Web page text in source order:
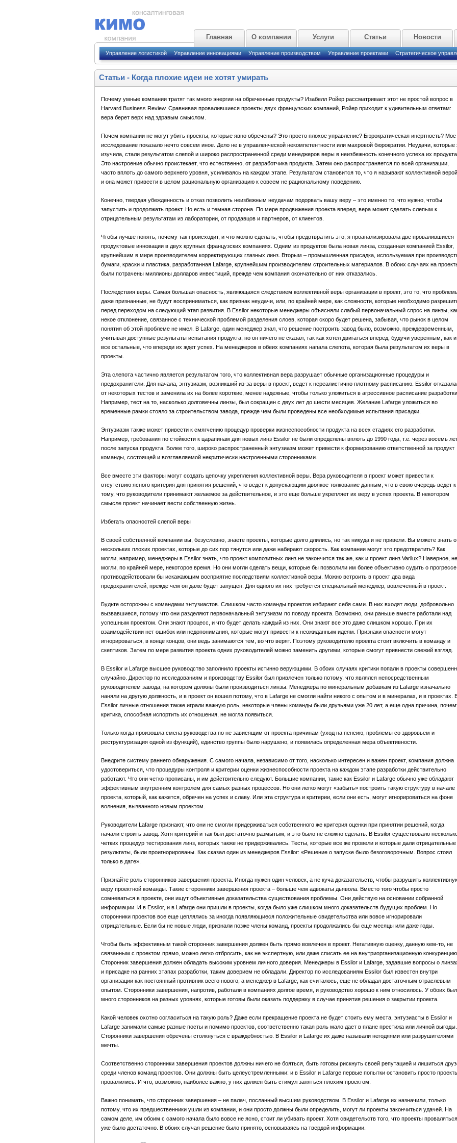
Главная О компании Услуги Статьи Новости
Управление логистикой Управление инновациями Управление производством Управление проектами Стратегическое
Статьи- Когда плохие идеи не хотят умирать
Почему умные компании тратят так много энергии на обреченные продукты? Изабелл Ройер рассматривает этот не простой вопрос в
Harvard Business Review. Сравнивая провалившиеся проекты двух французских компаний, Ройер приходит к удивительным ответам:
вера берет верх над здравым смыслом.
Почем компании не могут убить проекты, которые явно обречены? Это просто плохое управление? Бюрократическая инертность? Мое
исследование показало нечто совсем иное. Дело не в управленческой некомпетентности или махровой бюрократии. Неудачи, которые
изучила, стали результатом слепой и широко распространенной среди менеджеров веры в неизбежность конечного успеха их продукта.
Это настроение обычно проистекает, что естественно, от разработчика продукта. Затем оно распространяется по всей организации,
часто вплоть до самого верхнего уровня, усиливаясь на каждом этапе. Результатом становится то, что я называют коллективной верой,
и она может привести в целом рациональную организацию к совсем не рациональному поведению.
Конечно, твердая убежденность и отказ позволить неизбежным неудачам подорвать вашу веру – это именно то, что нужно, чтобы
запустить и продолжать проект. Но есть и темная сторона. По мере продвижения проекта вперед, вера может сделать слепым к
отрицательным результатам из лаборатории, от продавцов и партнеров, от клиентов.
Чтобы лучше понять, почему так происходит, и что можно сделать, чтобы предотвратить это, я проанализировала две провалившиеся
продуктовые инновации в двух крупных французских компаниях. Одним из продуктов была новая линза, созданная компанией Essilor,
крупнейшим в мире производителем корректирующих глазных линз. Вторым – промышленная присадка, используемая при
бумаги, краски и пластика, разработанная Lafarge, крупнейшим производителем строительных материалов. В обоих случаях на
были потрачены миллионы долларов инвестиций, прежде чем компания окончательно от них отказались.
Последствия веры. Самая большая опасность, являющаяся следствием коллективной веры организации в проект, это то, что
даже признанные, не будут восприниматься, как признак неудачи, или, по крайней мере, как сложности, которые необходимо
перед переходом на следующий этап развития. В Essilor некоторые менеджеры объясняли слабый первоначальный спрос на линзы,
некое отклонение, связанное с технической проблемой разделения слоев, которая скоро будет решена, забывая, что рынок в целом
понятия об этой проблеме не имел. В Lafarge, один менеджер знал, что решение построить завод было, возможно, преждевременным,
учитывая доступные результаты испытания продукта, но он ничего не сказал, так как хотел двигаться вперед, будучи уверенным, как и
все остальные, что впереди их ждет успех. На менеджеров в обеих компаниях напала слепота, которая была результатом их веры в
проекты.
Эта слепота частично является результатом того, что коллективная вера разрушает обычные организационные процедуры и
предохранители. Для начала, энтузиазм, возникший из-за веры в проект, ведет к нереалистично плотному расписанию. Essilor
от некоторых тестов и заменила их на более короткие, менее надежные, чтобы только уложиться в агрессивное расписание разработки.
Например, тест на то, насколько долговечны линзы, был сокращен с двух лет до шести месяцев. Желание Lafarge уложиться во
временные рамки стояло за строительством завода, прежде чем были проведены все необходимые испытания присадки.
Энтузиазм также может привести к смягчению процедур проверки жизнеспособности продукта на всех стадиях его разработки.
Например, требования по стойкости к царапинам для новых линз Essilor не были определены вплоть до 1990 года, т.е. через восемь
после запуска продукта. Более того, широко распространенный энтузиазм может привести к формированию ответственной за продукт
команды, состоящей и возглавляемой некритически настроенными сторонниками.
Все вместе эти факторы могут создать цепочку укрепления коллективной веры. Вера руководителя в проект может привести к
отсутствию ясного критерия для принятия решений, что ведет к допускающим двоякое толкование данным, что в свою очередь ведет к
тому, что руководители принимают желаемое за действительное, и это еще больше укрепляет их веру в успех проекта. В некотором
смысле проект начинает вести собственную жизнь.
Избегать опасностей слепой веры
В своей собственной компании вы, безусловно, знаете проекты, которые долго длились, но так никуда и не привели. Вы можете знать о
нескольких плохих проектах, которые до сих пор тянутся или даже набирают скорость. Как компании могут это предотвратить? Как
могли, например, менеджеры в Essilor знать, что проект композитных линз не закончится так же, как и проект линз Varilux? Наверное, не
могли, по крайней мере, некоторое время. Но они могли сделать вещи, которые бы позволили им более объективно судить о
противодействовали бы искажающим восприятие последствиям коллективной веры. Можно встроить в проект два вида
предохранителей, прежде чем он даже будет запущен. Для одного их них требуется специальный менеджер, вовлеченный в проект.
Будьте осторожны с командами энтузиастов. Слишком часто команды проектов избирают себя сами. В них входят люди, добровольно
вызвавшиеся, потому что они разделяют первоначальный энтузиазм по поводу проекта. Возможно, они раньше вместе работали над
успешным проектом. Они знают процесс, и что будет делать каждый из них. Они знают все это даже слишком хорошо. При их
взаимодействии нет ошибок или недопонимания, которые могут привести к неожиданным идеям. Признаки опасности могут
игнорироваться, в конце концов, они ведь занимаются тем, во что верят. Поэтому руководителю проекта стоит включить в команду и
скептиков. Затем по мере развития проекта одних руководителей можно заменить другими, которые смогут привнести свежий взгляд.
В Essilor и Lafarge высшее руководство заполнило проекты истинно верующими. В обоих случаях критики попали в проекты
случайно. Директор по исследованиям и производству Essilor был привлечен только потому, что являлся непосредственным
руководителем завода, на котором должны были производиться линзы. Менеджера по минеральным добавкам из Lafarge изначально
наняли на другую должность, и в проект он вошел потому, что в Lafarge не смогли найти никого с опытом и в минералах, и в проектах.
Essilor личные отношения также играли важную роль, некоторые члены команды были друзьями уже 20 лет, а еще одна причина,
критика, способная испортить их отношения, не могла появиться.
Только когда произошла смена руководства по не зависящим от проекта причинам (уход на пенсию, проблемы со здоровьем и
реструктуризация одной из функций), единство группы было нарушено, и появилась определенная мера объективности.
Внедрите систему раннего обнаружения. С самого начала, независимо от того, насколько интересен и важен проект, компания должна
удостовериться, что процедуры контроля и критерии оценки жизнеспособности проекта на каждом этапе разработки действительно
работают. Что они четко прописаны, и им действительно следуют. Большие компании, такие как Essilor и Lafarge обычно уже обладают
эффективным внутренним контролем для самых разных процессов. Но они легко могут «забыть» построить такую структуру в начале
проекта, который, как кажется, обречен на успех и славу. Или эта структура и критерии, если они есть, могут игнорироваться на фоне
волнения, вызванного новым проектом.
Руководители Lafarge признают, что они не смогли придерживаться собственного же критерия оценки при принятии решений, когда
начали строить завод. Хотя критерий и так был достаточно размытым, и это было не сложно сделать. В Essilor существовало
четких процедур тестирования линз, которых также не придерживались. Тесты, которые все же провели и которые дали отрицательные
результаты, были проигнорированы. Как сказал один из менеджеров Essilor: «Решение о запуске было безоговорочным. Вопрос стоял
только в дате».
Признайте роль сторонников завершения проекта. Иногда нужен один человек, а не куча доказательств, чтобы разрушить
веру проектной команды. Такие сторонники завершения проекта – больше чем адвокаты дьявола. Вместо того чтобы просто
сомневаться в проекте, они ищут объективные доказательства существования проблемы. Они действую на основании собранной
информации. И в Essilor, и в Lafarge они пришли в проекты, когда было уже слишком много доказательств будущих проблем. Но
сторонники проектов все еще цеплялись за иногда появляющиеся положительные свидетельства или вовсе игнорировали
отрицательные. Если бы не новые люди, признали позже члены команд, проекты продолжались бы еще месяцы или даже годы.
Чтобы быть эффективным такой сторонник завершения должен быть прямо вовлечен в проект. Негативную оценку, данную кем-то, не
связанным с проектом прямо, можно легко отбросить, как не экспертную, или даже списать ее на внутриорганизационную конкуренцию.
Сторонник завершения должен обладать высоким уровнем личного доверия. Менеджеры в Essilor и Lafarge, задавшие вопросы о
и присадке на ранних этапах разработки, таким доверием не обладали. Директор по исследованиям Essilor был известен внутри
организации как постоянный противник всего нового, а менеджер в Lafarge, как считалось, еще не обладал достаточным отраслевым
опытом. Сторонники завершения, напротив, работали в компаниях долгое время, и руководство хорошо к ним относилось. У обоих
много сторонников на разных уровнях, которые готовы были оказать поддержку в случае принятия решения о закрытии проекта.
Какой человек охотно согласиться на такую роль? Даже если прекращение проекта не будет стоить ему места, энтузиасты в Essilor и
Lafarge занимали самые разные посты и помимо проектов, соответственно такая роль мало дает в плане престижа или личной выгоды.
Сторонники завершения обречены столкнуться с враждебностью. В Essilor и Lafarge их даже называли негодяями или разрушителями
мечты.
Соответственно сторонники завершения проектов должны ничего не бояться, быть готовы рискнуть своей репутацией и лишиться
среди членов команд проектов. Они должны быть целеустремленными: и в Essilor и Lafarge первые попытки остановить просто
провалились. И что, возможно, наиболее важно, у них должен быть стимул заняться плохим проектом.
Важно понимать, что сторонник завершения – не палач, посланный высшим руководством. В Essilor и Lafarge их назначили, только
потому, что их предшественники ушли из компании, и они просто должны были определить, могут ли проекты закончиться удачей. На
самом деле, им обоим с самого начала было вовсе не ясно, стоит ли убивать проект. Хотя свидетельств того, что проекты проваляться,
уже было достаточно. В обоих случая решение было принято, основываясь на твердой информации.